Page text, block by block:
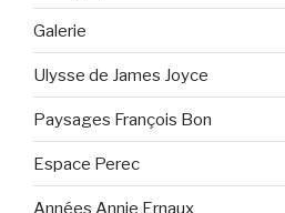
Galerie
Ulysse de James Joyce
Paysages François Bon
Espace Perec
Années Annie Ernaux